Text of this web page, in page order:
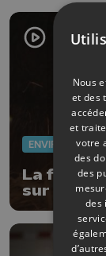
ENVIRONNEMENT
La
sur le
Nous
et des
et
votre
des
des
des